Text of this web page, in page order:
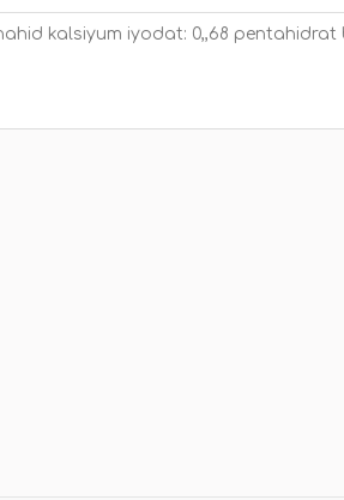
kalsiyum iyodat: 0,,68